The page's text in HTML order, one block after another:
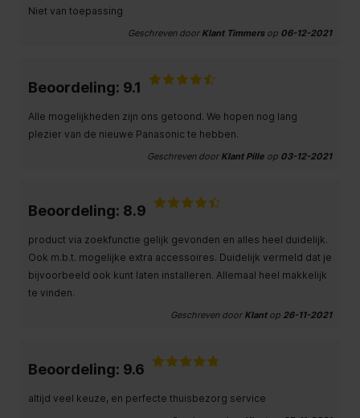
Niet van toepassing
Geschreven door Klant Timmersop 06-12-2021
Beoordeling: 9.1
Alle mogelijkheden zijn ons getoond. We hopen nog lang
plezier van de nieuwe Panasonic te hebben.
Geschreven door Klant Pille op 03-12-2021
Beoordeling: 8.9
product via zoekfunctie gelijk gevonden en alles heel duidelijk.
Ook m.b.t. mogelijke extra accessoires. Duidelijk vermeld dat je
bijvoorbeeld ook kunt laten installeren. Allemaal heel makkelijk
te vinden.
Geschreven door Klantop 26-11-2021
Beoordeling: 9.6
altijd veel keuze, en perfecte thuisbezorg service